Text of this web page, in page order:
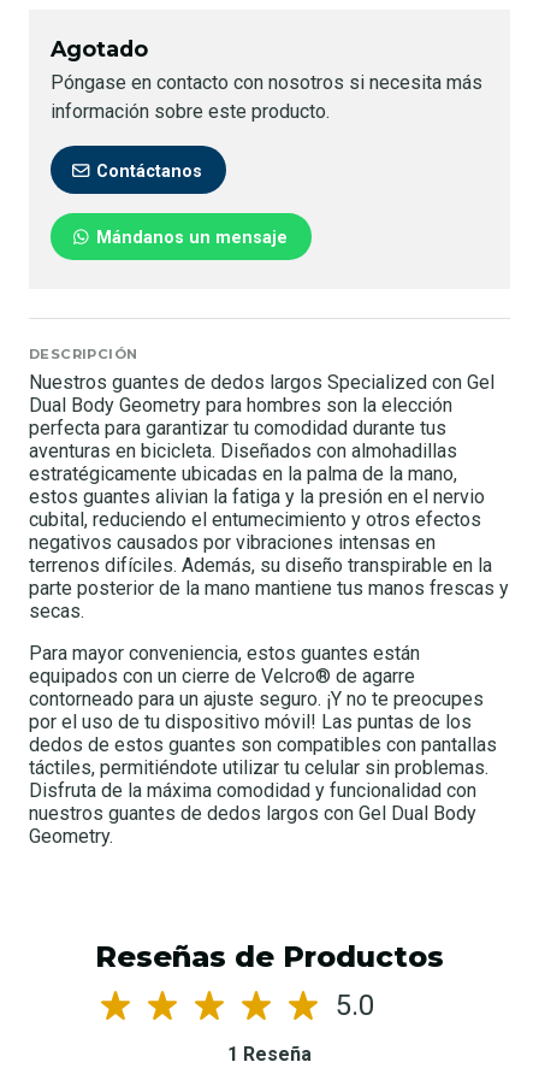
Agotado
Póngase en contacto con nosotros si necesita más
información sobre este producto.
Contáctanos
Mándanos un mensaje
DESCRIPCIÓN
Nuestros guantes de dedos largos Specialized con Gel
Dual Body Geometry para hombres son la elección
perfecta para garantizar tu comodidad durante tus
aventuras en bicicleta. Diseñados con almohadillas
estratégicamente ubicadas en la palma de la mano,
estos guantes alivian la fatiga y la presión en el nervio
cubital, reduciendo el entumecimiento y otros efectos
negativos causados por vibraciones intensas en
terrenos difíciles. Además, su diseño transpirable en la
parte posterior de la mano mantiene tus manos frescas y
secas.
Para mayor conveniencia, estos guantes están
equipados con un cierre de Velcro® de agarre
contorneado para un ajuste seguro. ¡Y no te preocupes
por el uso de tu dispositivo móvil! Las puntas de los
dedos de estos guantes son compatibles con pantallas
táctiles, permitiéndote utilizar tu celular sin problemas.
Disfruta de la máxima comodidad y funcionalidad con
nuestros guantes de dedos largos con Gel Dual Body
Geometry.
Reseñas de Productos
5.0
1 Reseña